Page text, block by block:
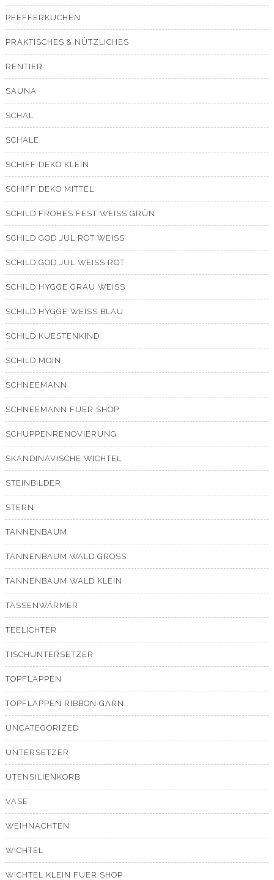
PFEFFERKUCHEN
PRAKTISCHES & NÜTZLICHES
RENTIER
SAUNA
SCHAL
SCHALE
SCHIFF DEKO KLEIN
SCHIFF DEKO MITTEL
SCHILD FROHES FEST WEISS GRÜN
SCHILD GOD JUL ROT WEISS
SCHILD GOD JUL WEISS ROT
SCHILD HYGGE GRAU WEISS
SCHILD HYGGE WEISS BLAU
SCHILD KUESTENKIND
SCHILD MOIN
SCHNEEMANN
SCHNEEMANN FUER SHOP
SCHUPPENRENOVIERUNG
SKANDINAVISCHE WICHTEL
STEINBILDER
STERN
TANNENBAUM
TANNENBAUM WALD GROSS
TANNENBAUM WALD KLEIN
TASSENWÄRMER
TEELICHTER
TISCHUNTERSETZER
TOPFLAPPEN
TOPFLAPPEN RIBBON GARN
UNCATEGORIZED
UNTERSETZER
UTENSILIENKORB
VASE
WEIHNACHTEN
WICHTEL
WICHTEL KLEIN FUER SHOP